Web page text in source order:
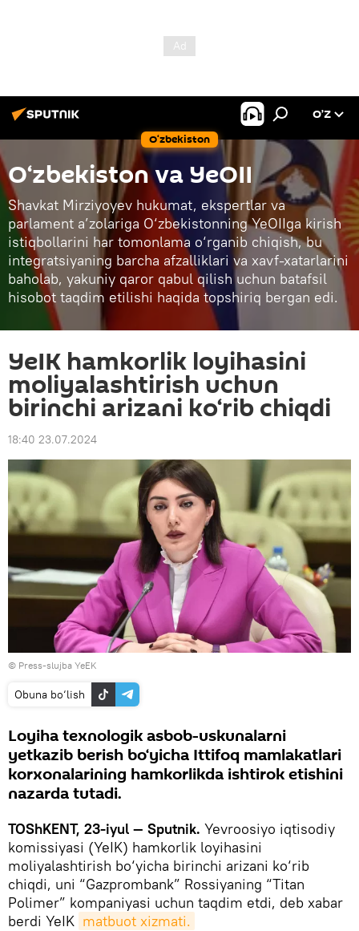
O‘zbekiston
O’Z
O‘zbekiston va YeOII
Shavkat Mirziyoyev hukumat, ekspertlar va
parlament a’zolariga O‘zbekistonning YeOIIga kirish
istiqbollarini har tomonlama o‘rganib chiqish, bu
integratsiyaning barcha afzalliklari va xavf-xatarlarini
baholab, yakuniy qaror qabul qilish uchun batafsil
hisobot taqdim etilishi haqida topshiriq bergan edi.
YeIK hamkorlik loyihasini
moliyalashtirish uchun
birinchi arizani ko‘rib chiqdi
18:40 23.07.2024
© Press-slujba YeEK
Obuna bo‘lish
Loyiha texnologik asbob-uskunalarni
yetkazib berish bo‘yicha Ittifoq mamlakatlari
korxonalarining hamkorlikda ishtirok etishini
nazarda tutadi.
TOShKENT, 23-iyul — Sputnik. Yevroosiyo iqtisodiy
komissiyasi (YeIK) hamkorlik loyihasini
moliyalashtirish bo‘yicha birinchi arizani ko‘rib
chiqdi, uni “Gazprombank” Rossiyaning “Titan
Polimer” kompaniyasi uchun taqdim etdi, deb xabar
berdi YeIK matbuot xizmati.